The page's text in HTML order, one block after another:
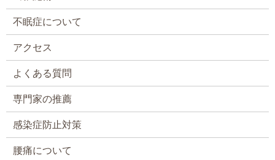
不眠症について
アクセス
よくある質問
専門家の推薦
感染症防止対策
腰痛について